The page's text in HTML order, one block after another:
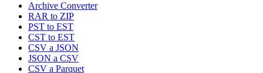
Archive Converter
RAR to ZIP
PST to EST
CST to EST
CSV a JSON
JSON a CSV
CSV a Parquet